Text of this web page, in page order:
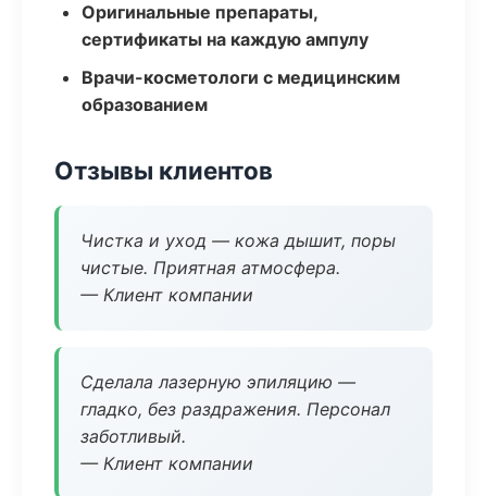
Оригинальные препараты,
сертификаты на каждую ампулу
Врачи-косметологи с медицинским
образованием
Отзывы клиентов
Чистка и уход — кожа дышит, поры
чистые. Приятная атмосфера.
— Клиент компании
Сделала лазерную эпиляцию —
гладко, без раздражения. Персонал
заботливый.
— Клиент компании